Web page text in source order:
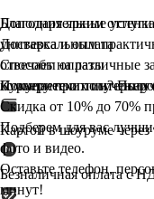
Благодаря ярким
универсальным
отвечает на различные
коммерческих
Дополнительные услуги
Доставка и оплата
Способы оплаты
Курьеру при
Картой в шоуруме через
Безналичная оплата с
Покупаете оптом?
Скидка от 10% до 70%
Подберем для вас
фото и видео.
Оставьте телефон,
минут!